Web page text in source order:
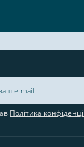
Політика